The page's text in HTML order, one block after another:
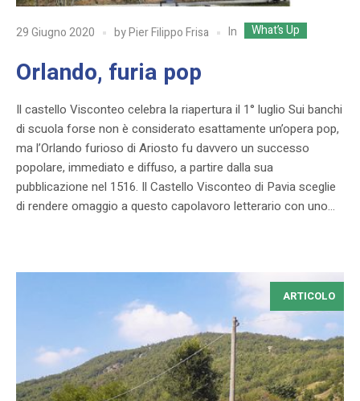
29 Giugno 2020 byPier Filippo Frisa In What’s Up
Orlando, furia pop
Il castello Visconteo celebra la riapertura il 1° luglio Sui banchi
di scuola forse non è considerato esattamente un’opera pop,
ma l’Orlando furioso di Ariosto fu davvero un successo
popolare, immediato e diffuso, a partire dalla sua
pubblicazione nel 1516. Il Castello Visconteo di Pavia sceglie
di rendere omaggio a questo capolavoro letterario con uno...
ARTICOLO